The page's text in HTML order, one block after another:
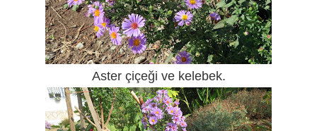
Aster çiçeği ve kelebek.